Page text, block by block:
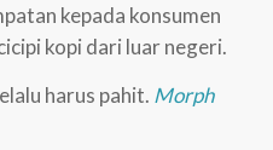
kepada konsumen
kopi dari luar negeri.
harus pahit. Morph